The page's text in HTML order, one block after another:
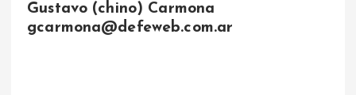
Gustavo (chino) Carmona
gcarmona@defeweb.com.ar